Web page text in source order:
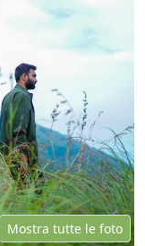
Mostra tutte le foto